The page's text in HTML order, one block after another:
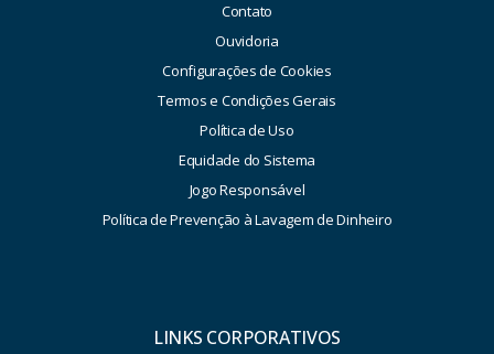
Contato
Ouvidoria
Configurações de Cookies
Termos e Condições Gerais
Política de Uso
Equidade do Sistema
Jogo Responsável
Política de Prevenção à Lavagem de Dinheiro
LINKS CORPORATIVOS